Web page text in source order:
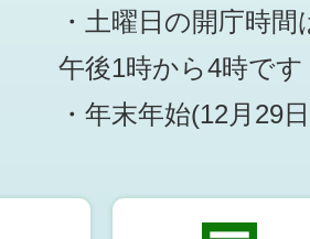
・土曜日の開庁時
午後1時から4時です
・年末年始(12月29